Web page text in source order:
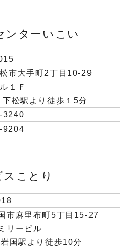
ンターいこい
市大手町2丁目10-29
１Ｆ
下松駅より徒歩１5分
3240
9204
ことり
市麻里布町5丁目15-27
リービル
国駅より徒歩10分